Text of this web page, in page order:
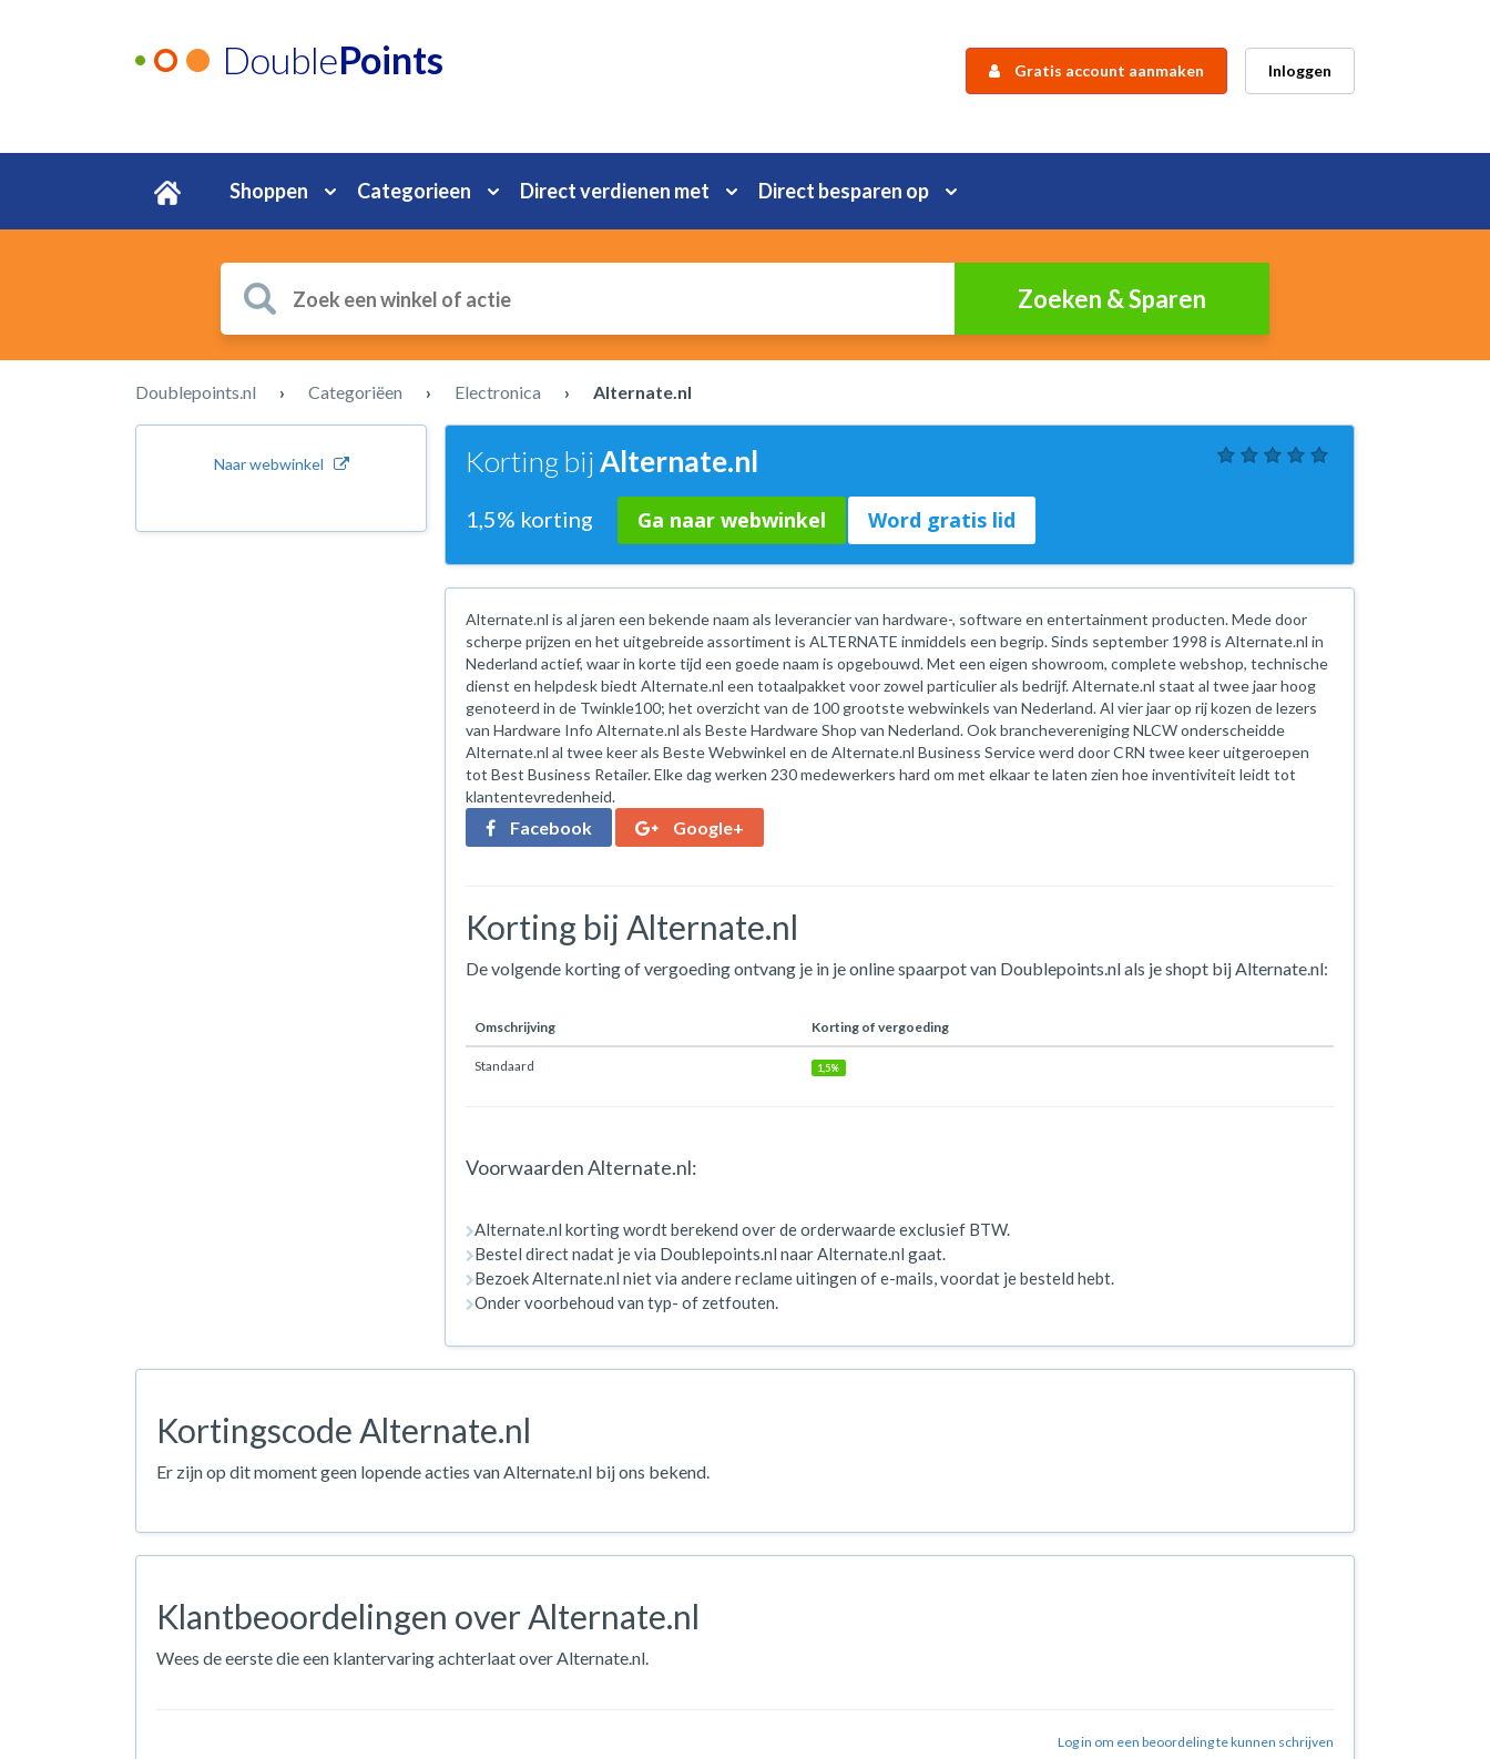
DoublePoints Gratis account aanmaken Inloggen
Shoppen Categorieen Direct verdienen met Direct besparen op
Doublepoints.nl › Categoriëen › Electronica › Alternate.nl
Naar webwinkel Korting bijAlternate.nl
1,5% korting Ga naar webwinkel Word gratis lid
Alternate.nl is al jaren een bekende naam als leverancier van hardware-, software en entertainment producten. Mede door
scherpe prijzen en het uitgebreide assortiment is ALTERNATE inmiddels een begrip. Sinds september 1998 is Alternate.nl in
Nederland actief, waar in korte tijd een goede naam is opgebouwd. Met een eigen showroom, complete webshop, technische
dienst en helpdesk biedt Alternate.nl een totaalpakket voor zowel particulier als bedrijf. Alternate.nl staat al twee jaar hoog
genoteerd in de Twinkle100; het overzicht van de 100 grootste webwinkels van Nederland. Al vier jaar op rij kozen de lezers
van Hardware Info Alternate.nl als Beste Hardware Shop van Nederland. Ook branchevereniging NLCW onderscheidde
Alternate.nl al twee keer als Beste Webwinkel en de Alternate.nl Business Service werd door CRN twee keer uitgeroepen
tot Best Business Retailer. Elke dag werken 230 medewerkers hard om met elkaar te laten zien hoe inventiviteit leidt tot
klantentevredenheid.
Facebook Google+
Korting bij Alternate.nl
De volgende korting of vergoeding ontvang je in je online spaarpot van Doublepoints.nl als je shopt bij Alternate.nl:
Omschrijving Korting of vergoeding
Standaard 1,5%
Voorwaarden Alternate.nl:
Alternate.nl korting wordt berekend over de orderwaarde exclusief BTW.
Bestel direct nadat je via Doublepoints.nl naar Alternate.nl gaat.
Bezoek Alternate.nl niet via andere reclame uitingen of e-mails, voordat je besteld hebt.
Onder voorbehoud van typ- of zetfouten.
Kortingscode Alternate.nl
Er zijn op dit moment geen lopende acties van Alternate.nl bij ons bekend.
Klantbeoordelingen over Alternate.nl
Wees de eerste die een klantervaring achterlaat over Alternate.nl.
Log in om een beoordeling te kunnen schrijven